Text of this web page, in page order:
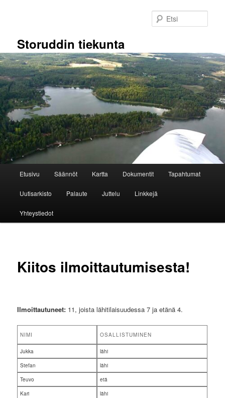
Storuddin tiekunta
Etusivu Säännöt Kartta Dokumentit Tapahtumat
Uutisarkisto Palaute Juttelu Linkkejä
Yhteystiedot
Kiitos ilmoittautumisesta!
Ilmoittautuneet: 11, joista lähitilaisuudessa 7 ja etänä 4.
NIMI OSALLISTUMINEN
Jukka
lähi
Stefan
lähi
Teuvo
etä
Kari
lähi